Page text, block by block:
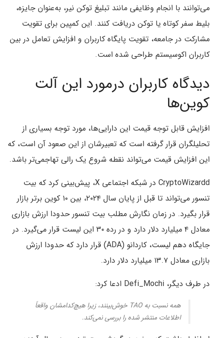
می‌توانند با انجام وظایفی مانند تبلیغ توکن نیر، به‌عنوان جایزه،
بلیط سفر کوتاه یا توکن دریافت کنند. این کمپین برای تقویت
مشارکت در جامعه، تقویت پایگاه کاربران و افزایش تعامل در بین
کاربران اکوسیستم طراحی شده است.
دیدگاه کاربران درمورد این آلت
کوین‌ها
افزایش قابل توجه قیمت این دارایی‌ها، مورد توجه بسیاری از
تحلیلگران قرار گرفته است که تعبیرشان از این صعود آن است، که
این افزایش قیمت می‌تواند نقطه شروع یک رالی تهاجمی‌تر باشد.
CryptoWizardd در شبکه اجتماعی X، پیش‌بینی کرد که بیت
تنسور می‌تواند تا قبل از پایان سال ۲۰۲۴، بین ۱۰ کوین برتر بازار
قرار بگیرد. در زمان نگارش مطلب بیت تنسور حدودا ارزش بازاری
معادل ۴ میلیارد دلار دارد و در رده ۳۰ این لیست قرار می‌گیرد. در
جایگاه دهم لیست، کاردانو (ADA) قرار دارد که حدودا ارزش
بازاری معادل ۱۳.۷ میلیارد دلار دارد.
در طرف دیگر، Defi_Mochi ادعا کرد:
همه نسبت به TAO خوش‌بینند، زیرا هیچ‌کدامشان واقعاً
اطلاعات منتشر شده را بررسی نمی‌کند.